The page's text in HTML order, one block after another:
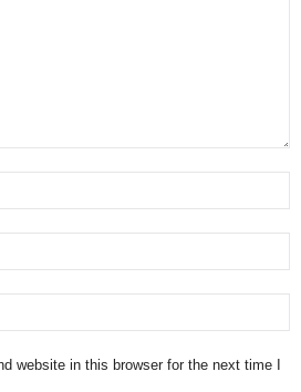
website in this browser for the next time I